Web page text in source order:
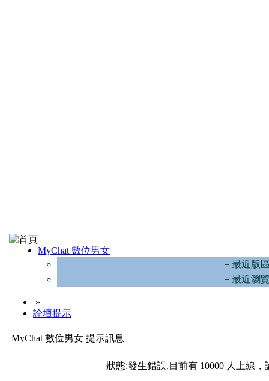
MyChat 數位男女
－最近版
－最近瀏
»
論壇提示
MyChat 數位男女 提示訊息
狀態:發生錯誤,目前有 10000 人上線